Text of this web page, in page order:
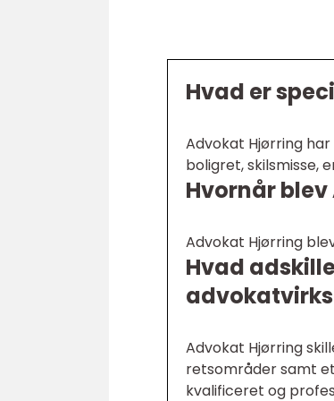
Hvad er
Advokat Hjørring
boligret, skilsmisse,
Hvornår
Advokat Hjørring
Hvad
Advokat Hjørring
retsområder samt
kvalificeret og